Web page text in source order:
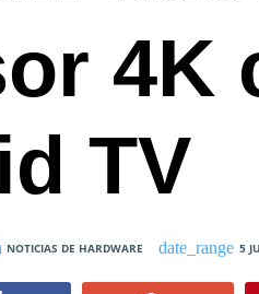
4K
TV
NOTICIAS DE HARDWARE 5